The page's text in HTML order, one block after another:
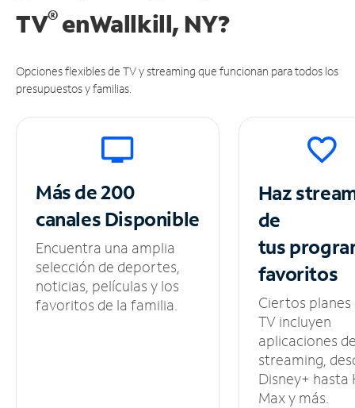
TV®enWallkill, NY?
Opciones flexibles de TV y streaming que funcionan para todos los
presupuestos y familias.
Más de 200
canalesDisponible
Encuentra una amplia
selección de deportes,
noticias, películas y los
favoritos de la familia.
Haz
de
tus
favoritos
Ciertos planes
TV incluyen
aplicaciones
streaming,
Disney+ hasta
Max y más.